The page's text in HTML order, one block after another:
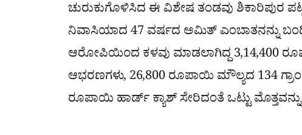
ಚುರುಕುಗೊಳಿಸಿದ ಈ ವಿಶೇಷ ತಂಡವು ಶಿಕಾರಿಪುರ
ನಿವಾಸಿಯಾದ 47 ವರ್ಷದ ಅಮಿತ್ ಎಂಬಾತನನ್ನು
ಆರೋಪಿಯಿಂದ ಕಳವು ಮಾಡಲಾಗಿದ್ದ 3,14,400
ಆಭರಣಗಳು, 26,800 ರೂಪಾಯಿ ಮೌಲ್ಯದ 134 ಗ್ರಾಂ
ರೂಪಾಯಿ ಹಾರ್ಡ್ ಕ್ಯಾಶ್ ಸೇರಿದಂತೆ ಒಟ್ಟು